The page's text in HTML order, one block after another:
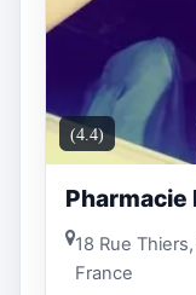
(4.4)
18 Rue
France